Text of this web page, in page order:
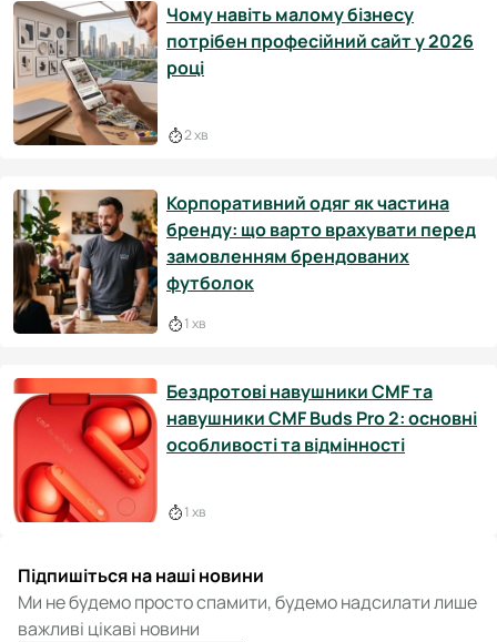
Чому навіть малому бізнесу
потрібен професійний сайт у 2026
році
2 хв
Корпоративний одяг як частина
бренду: що варто врахувати перед
замовленням брендованих
футболок
1 хв
Бездротові навушники CMF та
навушники CMF Buds Pro 2: основні
особливості та відмінності
1 хв
Підпишіться на наші новини
Ми не будемо просто спамити, будемо надсилати лише
важливі цікаві новини